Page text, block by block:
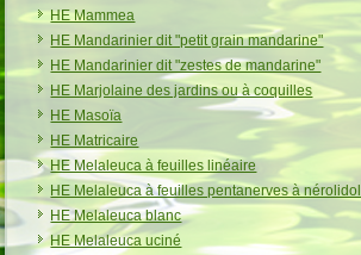
HE Mammea
HE Mandarinier dit "petit grain mandarine"
HE Mandarinier dit "zestes de mandarine"
HE Marjolaine des jardins ou à coquilles
HE Masoïa
HE Matricaire
HE Melaleuca à feuilles linéaire
HE Melaleuca à feuilles pentanerves à nérolidol
HE Melaleuca blanc
HE Melaleuca uciné